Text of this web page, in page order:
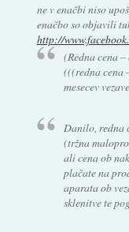
ne v enačbi niso
enačbo so objavili
http://
(Redna cena
(((redna cena
mesecev
Danilo, redna
(tržna
ali cena ob
plačate na
aparata ob
sklenitve te